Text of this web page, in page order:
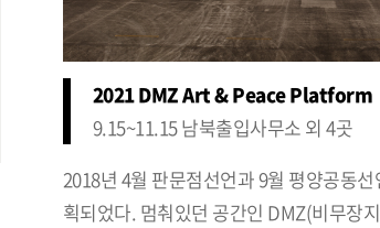
2021 DMZ Art & Peace Platform
9.15~11.15 남북출입사무소 외 4곳
2018년 4월 판문점선언과 9월 평양공동
획되었다. 멈춰있던 공간인 DMZ(비무장